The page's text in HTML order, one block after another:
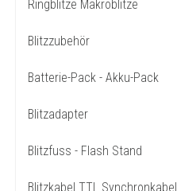
Ringblitze Makroblitze
Blitzzubehör
Batterie-Pack - Akku-Pack
Blitzadapter
Blitzfuss - Flash Stand
Blitzkabel TTL Synchronkabel